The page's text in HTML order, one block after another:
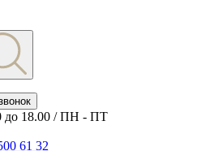
18.00 / ПН - ПТ
61 32